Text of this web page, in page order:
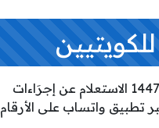
يمكن للمواطنين الكويتيين ممن تقدموا بطلبات التسجيل في الحج للموسم 2026 / 1447 الاستعلام عن إجرَاءات
تطبيق واتساب على الأرقام